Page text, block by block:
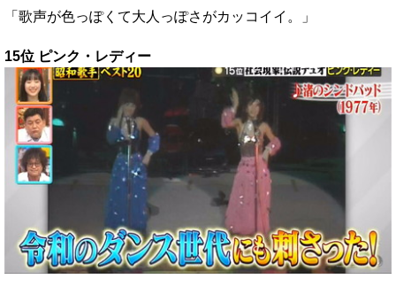
「歌声が色っぽくて大人っぽさがカッコイイ。」
15位 ピンク・レディー